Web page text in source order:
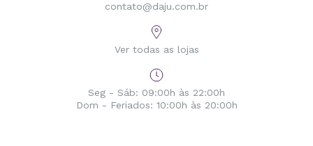
contato@daju.com.br
Ver todas as lojas
Seg - Sáb: 09:00h às 22:00h
Dom - Feriados: 10:00h às 20:00h